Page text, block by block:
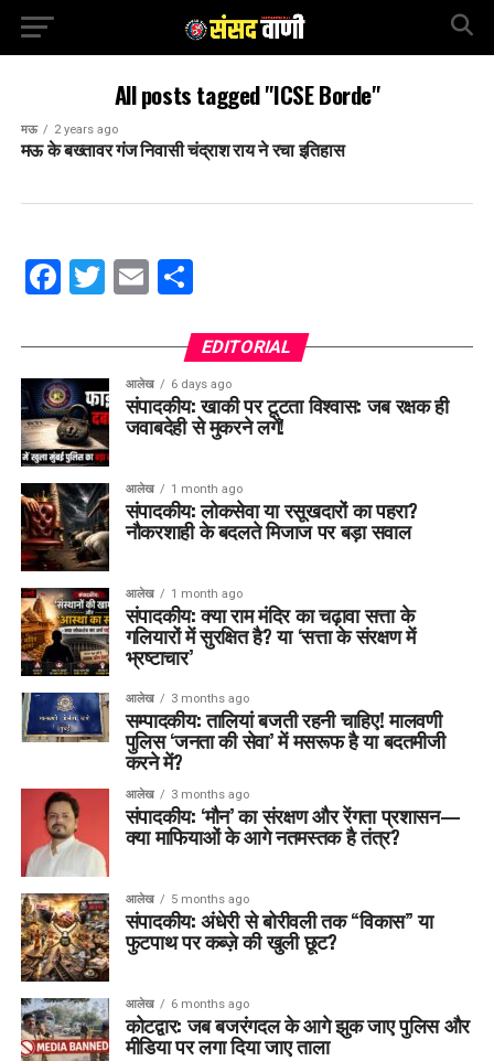
All posts tagged "ICSE Borde"
मऊ 2 years ago
मऊ के बख्तावर गंज निवासी चंद्राश राय ने रचा इतिहास
Facebook
Twitter
EmailShare
EDITORIAL
आलेख 6 days ago
संपादकीय: खाकी पर टूटता विश्वास: जब रक्षक ही
जवाबदेही से मुकरने लगें!
आलेख 1 month ago
संपादकीय: लोकसेवा या रसूखदारों का पहरा?
नौकरशाही के बदलते मिजाज पर बड़ा सवाल
आलेख 1 month ago
संपादकीय: क्या राम मंदिर का चढ़ावा सत्ता के
गलियारों में सुरक्षित है? या ‘सत्ता के संरक्षण में
भ्रष्टाचार’
आलेख 3 months ago
सम्पादकीय: तालियां बजती रहनी चाहिए! मालवणी
पुलिस ‘जनता की सेवा’ में मसरूफ है या बदतमीजी
करने में?
आलेख 3 months ago
संपादकीय: ‘मौन’ का संरक्षण और रेंगता प्रशासन—
क्या माफियाओं के आगे नतमस्तक है तंत्र?
आलेख 5 months ago
संपादकीय: अंधेरी से बोरीवली तक “विकास” या
फुटपाथ पर कब्ज़े की खुली छूट?
आलेख 6 months ago
कोटद्वार: जब बजरंगदल के आगे झुक जाए पुलिस और
मीडिया पर लगा दिया जाए ताला